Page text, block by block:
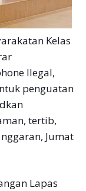
Kelas
Ilegal,
penguatan
tertib,
Jumat
Lapas